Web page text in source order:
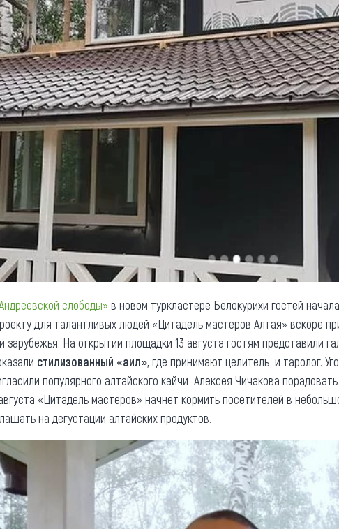
Карты и
слободы» в новом туркластере Белокурихи гостей
для талантливых людей «Цитадель мастеров Алтая» вскоре
зарубежья. На открытии площадки 13 августа гостям представили
стилизованный «аил», где принимают целитель и таролог.
популярного алтайского кайчи Алексея Чичакова
«Цитадель мастеров» начнет кормить посетителей в
на дегустации алтайских продуктов.